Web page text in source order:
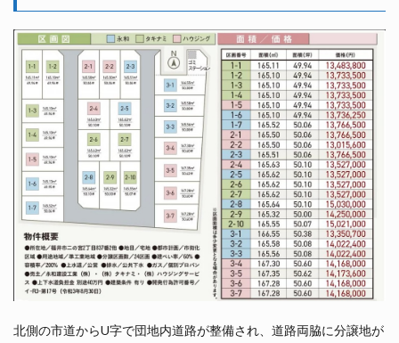
北側の市道からU字で団地内道路が整備され、道路両脇に分譲地が